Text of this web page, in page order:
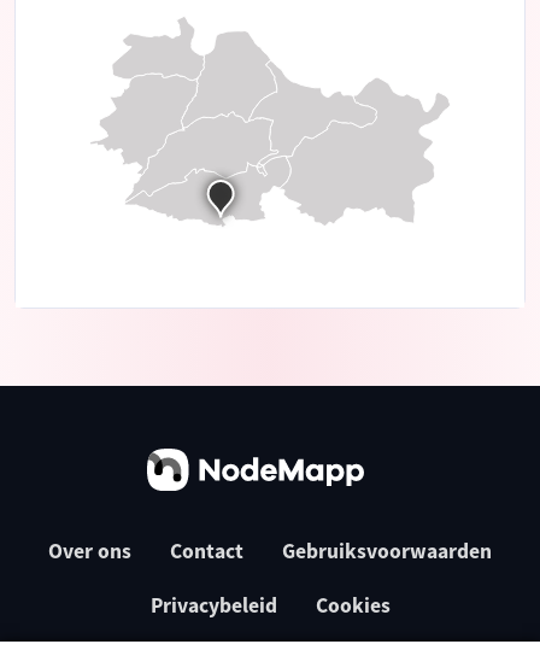
Over ons Contact Gebruiksvoorwaarden
Privacybeleid Cookies